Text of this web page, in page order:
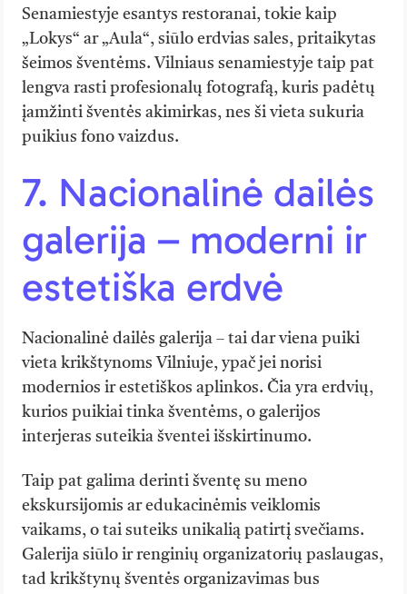
Senamiestyje esantys restoranai, tokie kaip
„Lokys“ ar „Aula“, siūlo erdvias sales, pritaikytas
šeimos šventėms. Vilniaus senamiestyje taip pat
lengva rasti profesionalų fotografą, kuris padėtų
įamžinti šventės akimirkas, nes ši vieta sukuria
puikius fono vaizdus.
7. Nacionalinė dailės
galerija – moderni ir
estetiška erdvė
Nacionalinė dailės galerija – tai dar viena puiki
vieta krikštynoms Vilniuje, ypač jei norisi
modernios ir estetiškos aplinkos. Čia yra erdvių,
kurios puikiai tinka šventėms, o galerijos
interjeras suteikia šventei išskirtinumo.
Taip pat galima derinti šventę su meno
ekskursijomis ar edukacinėmis veiklomis
vaikams, o tai suteiks unikalią patirtį svečiams.
Galerija siūlo ir renginių organizatorių paslaugas,
tad krikštynų šventės organizavimas bus